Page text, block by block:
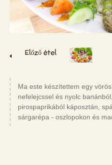
Előző étel
Ma este készítettem egy
nefelejcssel és nyolc
pirospaprikából káposztán,
sárgarépa - oszlopokon és